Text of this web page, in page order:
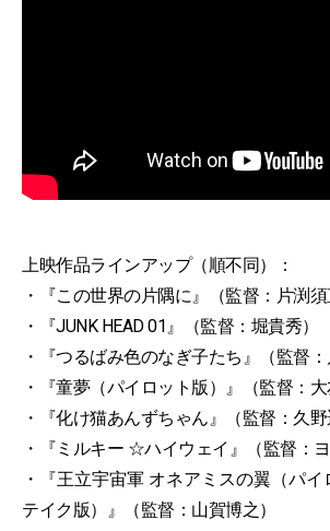
上映作品ラインアップ（順不同）：
・『この世界の片隅に』（監督：片渕須
・『JUNK HEAD 01』（監督：堀貴秀）
・『つるばみ色のなぎ子たち』（監督：
・『童夢（パイロット版）』（監督：大
・『化け猫あんずちゃん』（監督：久野
・『ミルキー ☆ハイウェイ』（監督：
・『王立宇宙軍 オネアミスの翼（パイ
テイク版）』（監督：山賀博之）